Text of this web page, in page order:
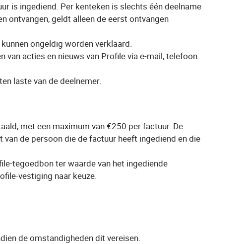
is ingediend. Per kenteken is slechts één deelname
ontvangen, geldt alleen de eerst ontvangen
ongeldig worden verklaard.
acties en nieuws van Profile via e-mail, telefoon
laste van de deelnemer.
met een maximum van €250 per factuur. De
de persoon die de factuur heeft ingediend en die
tegoedbon ter waarde van het ingediende
vestiging naar keuze.
de omstandigheden dit vereisen.